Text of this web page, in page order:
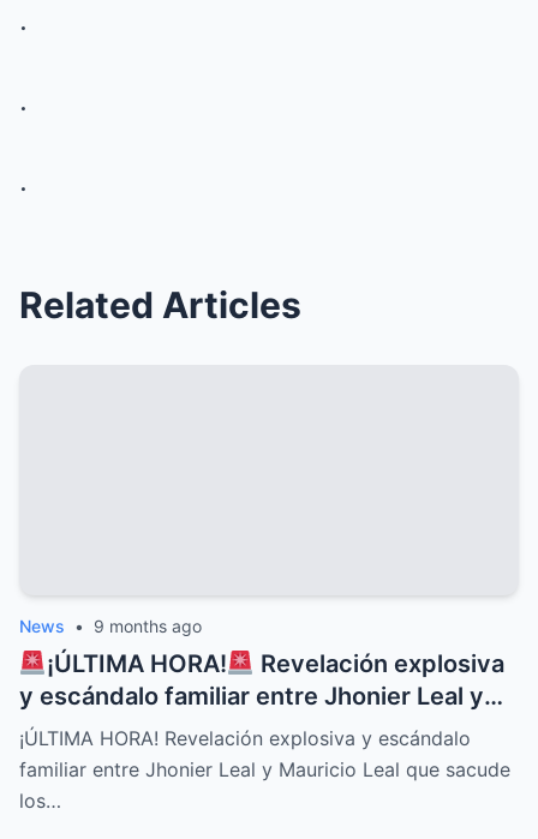
.
.
.
Related Articles
News • 9 months ago
¡ÚLTIMA HORA!
Revelación explosiva
y escándalo familiar entre Jhonier Leal y
Mauricio Leal que sacude los cimientos de
su historia personal, secretos ocultos y
conflictos desgarradores que nadie
¡ÚLTIMA HORA! Revelación explosiva y escándalo
familiar entre Jhonier Leal y Mauricio Leal que sacude
los…